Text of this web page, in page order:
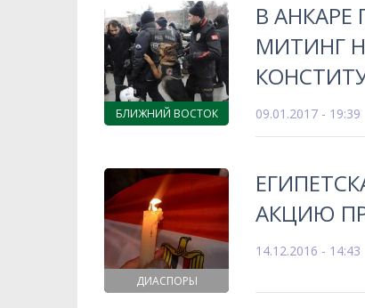
БЛИЖНИЙ ВОСТОК
В
МИТИНГ
09.01.2017 - 19:39
ДИАСПОРЫ
АКЦИЮ
14.12.2016 - 14:43